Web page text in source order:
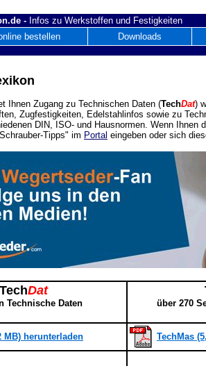
- Infos zu Werkstoffen und Festigkeiten
bestellen Downloads
Ihnen Zugang zu Technischen Daten (TechDat)
Zugfestigkeiten, Edelstahlinfos sowie zu
DIN, ISO- und Hausnormen. Wenn Ihnen
Tipps" im Portal eingeben oder sich
TechDat
Technische Daten über 270
MB) herunterladen TechMas